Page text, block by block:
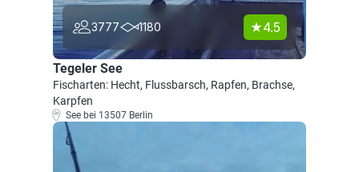
3777 1180 4.5
Tegeler See
Fischarten: Hecht, Flussbarsch, Rapfen, Brachse,
Karpfen
See bei 13507 Berlin